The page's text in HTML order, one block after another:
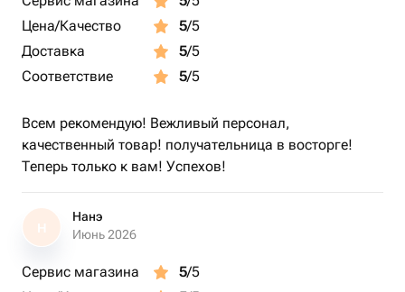
Цена/Качество
5/5
Доставка
5/5
Соответствие
5/5
Всем рекомендую! Вежливый персонал,
качественный товар! получательница в восторге!
Теперь только к вам! Успехов!
Н
Нанэ
Июнь 2026
Сервис магазина 5/5